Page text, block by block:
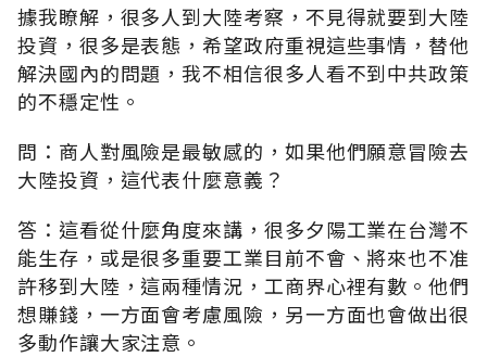
據我瞭解，很多人到大陸考察，不見得就要到大陸
投資，很多是表態，希望政府重視這些事情，替他
解決國內的問題，我不相信很多人看不到中共政策
的不穩定性。
問：商人對風險是最敏感的，如果他們願意冒險去
大陸投資，這代表什麼意義？
答：這看從什麼角度來講，很多夕陽工業在台灣不
能生存，或是很多重要工業目前不會、將來也不准
許移到大陸，這兩種情況，工商界心裡有數。他們
想賺錢，一方面會考慮風險，另一方面也會做出很
多動作讓大家注意。